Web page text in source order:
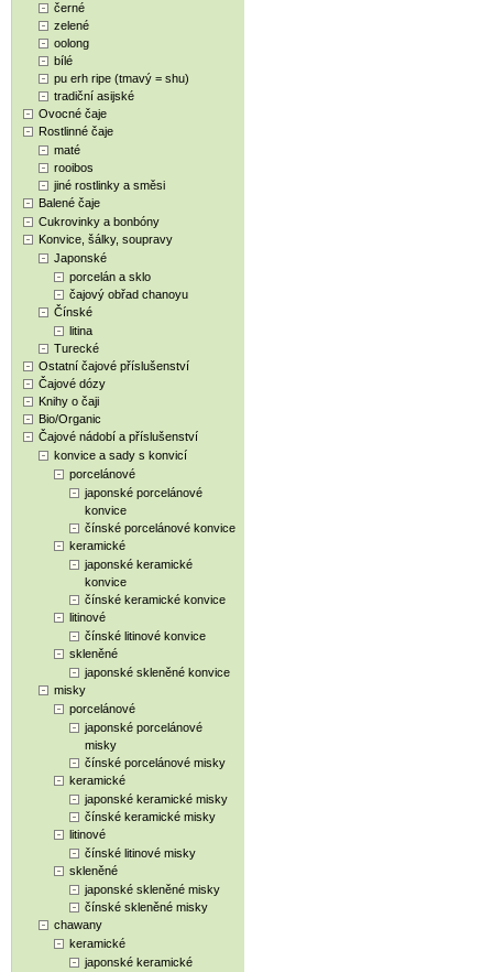
černé
zelené
oolong
bílé
pu erh ripe (tmavý = shu)
tradiční asijské
Ovocné čaje
Rostlinné čaje
maté
rooibos
jiné rostlinky a směsi
Balené čaje
Cukrovinky a bonbóny
Konvice, šálky, soupravy
Japonské
porcelán a sklo
čajový obřad chanoyu
Čínské
litina
Turecké
Ostatní čajové příslušenství
Čajové dózy
Knihy o čaji
Bio/Organic
Čajové nádobí a příslušenství
konvice a sady s konvicí
porcelánové
japonské porcelánové
konvice
čínské porcelánové konvice
keramické
japonské keramické
konvice
čínské keramické konvice
litinové
čínské litinové konvice
skleněné
japonské skleněné konvice
misky
porcelánové
japonské porcelánové
misky
čínské porcelánové misky
keramické
japonské keramické misky
čínské keramické misky
litinové
čínské litinové misky
skleněné
japonské skleněné misky
čínské skleněné misky
chawany
keramické
japonské keramické